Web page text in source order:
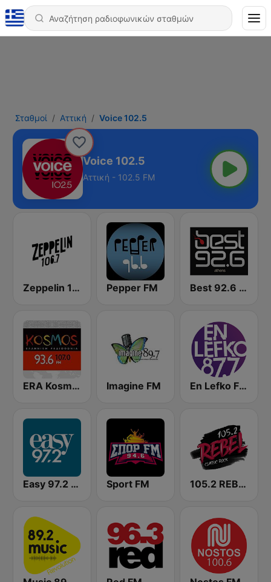
Σταθμοί Αττική Voice 102.5
Voice 102.5
Αττική - 102.5 FM
Zeppelin 106.7 FM Pepper FM Best 92.6 FM
ERA Kosmos Imagine FM En Lefko FM (εν λευκω)
Easy 97.2 FM Sport FM 105.2 REBEL